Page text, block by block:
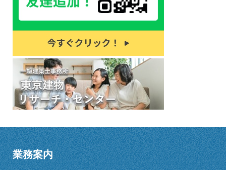
業務案内